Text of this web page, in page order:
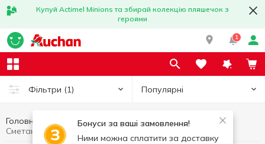
Купуй Actimel Minions та збирай колекцію пляшечок з
героями
1
Фільтри (1) Популярні
Бонуси за ваші замовлення!
Ними можна сплатити за доставку
Головна Яйця та молочні продукти
Сметана
Сметана Україна